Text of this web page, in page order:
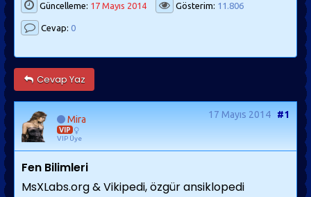
Güncelleme: 17 Mayıs 2014 Gösterim: 11.806
Cevap: 0
Cevap Yaz
Mira
VIP
VIP Üye
17 Mayıs 2014 #1
Fen Bilimleri
MsXLabs.org & Vikipedi, özgür ansiklopedi